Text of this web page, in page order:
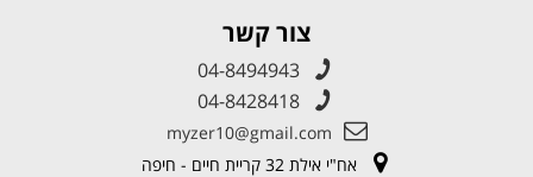
צור קשר
04-8494943
04-8428418
myzer10@gmail.com
אח"י אילת 32 קריית חיים - חיפה